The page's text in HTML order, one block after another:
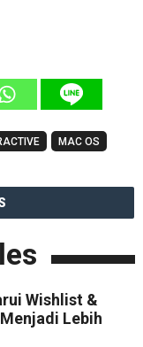
MAC OS
Wishlist &
Lebih